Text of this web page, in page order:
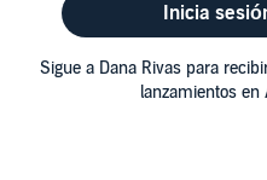
Inicia
Sigue a Dana Rivas para
lanzamientos en